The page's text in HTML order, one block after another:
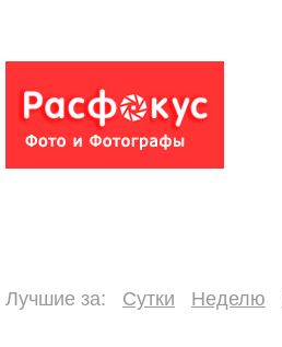
Лучшие за: Сутки Неделю